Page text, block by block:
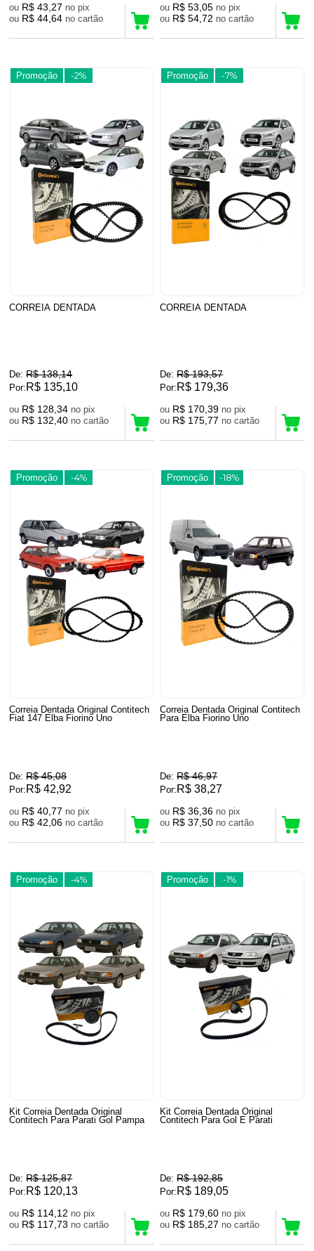
ou R$ 43,27
no pix
ou R$ 44,64 no cartão
ou R$ 53,05
no pix
ou R$ 54,72 no cartão
Promoção -2%
CORREIA DENTADA
De: R$ 138,14
Por: R$ 135,10
ou R$ 128,34
no pix
ou R$ 132,40 no cartão
Promoção -7%
CORREIA DENTADA
De: R$ 193,57
Por: R$ 179,36
ou R$ 170,39
no pix
ou R$ 175,77 no cartão
Promoção -4%
Correia Dentada Original Contitech
Fiat 147 Elba Fiorino Uno
De: R$ 45,08
Por: R$ 42,92
ou R$ 40,77
no pix
ou R$ 42,06 no cartão
Promoção -18%
Correia Dentada Original Contitech
Para Elba Fiorino Uno
De: R$ 46,97
Por: R$ 38,27
ou R$ 36,36
no pix
ou R$ 37,50 no cartão
Promoção -4%
Kit Correia Dentada Original
Contitech Para Parati Gol Pampa
De: R$ 125,87
Por: R$ 120,13
ou R$ 114,12
no pix
ou R$ 117,73 no cartão
Promoção -1%
Kit Correia Dentada Original
Contitech Para Gol E Parati
De: R$ 192,85
Por: R$ 189,05
ou R$ 179,60
no pix
ou R$ 185,27 no cartão